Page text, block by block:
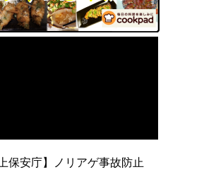
保安庁】ノリアゲ事故防止